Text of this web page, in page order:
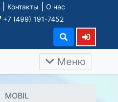
Контакты
О нас
+7 (499) 191-7452
Меню
MOBIL